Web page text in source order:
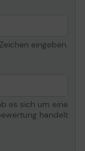
M2077FW,
SL-
eingeben.
es sich um eine
handelt